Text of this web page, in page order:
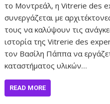
το Μοντρεάλ, η Vitrerie des
συνεργάζεται με
τους να καλύψουν τις
ιστορία της Vitrerie des
τον Βασίλη Πάππα να
καταστήματος υλικών…
READ MORE